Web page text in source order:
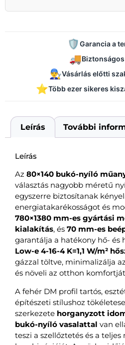
🛡️Garancia a
🚚
👨‍🔧Vásárlás előtti
⭐Több ezer sikeres
Leírás További
Leírás
Az 80×140 bukó-nyíló
választás nagyobb méretű
egyszerre biztosítanak
energiatakarékosságot és
780×1380 mm-es gyártási
kialakítás, és 70 mm-es
garantálja a hatékony hő- és
Low-e 4-16-4 K=1,1 W/m²
gázzal töltve, minimalizálja
és növeli az otthon
A fehér DM profil tartós,
építészeti stílushoz
szerkezete horganyzott
bukó-nyíló vasalattal van
teszi a szellőztetés és a